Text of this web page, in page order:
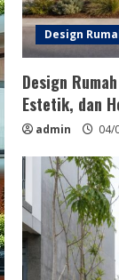
Design
Design
Estetik, dan
admin 04/